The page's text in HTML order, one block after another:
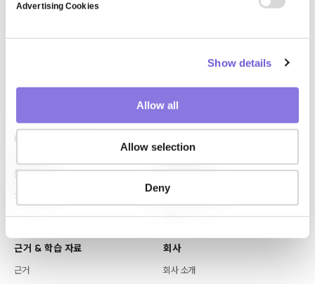
Advertising Cookies
Show details
Allow all
Allow selection
Deny
플랫폼 핵심 역량
LLM Capsule
DTS
근거 & 학습 자료
근거
회사
회사 소개